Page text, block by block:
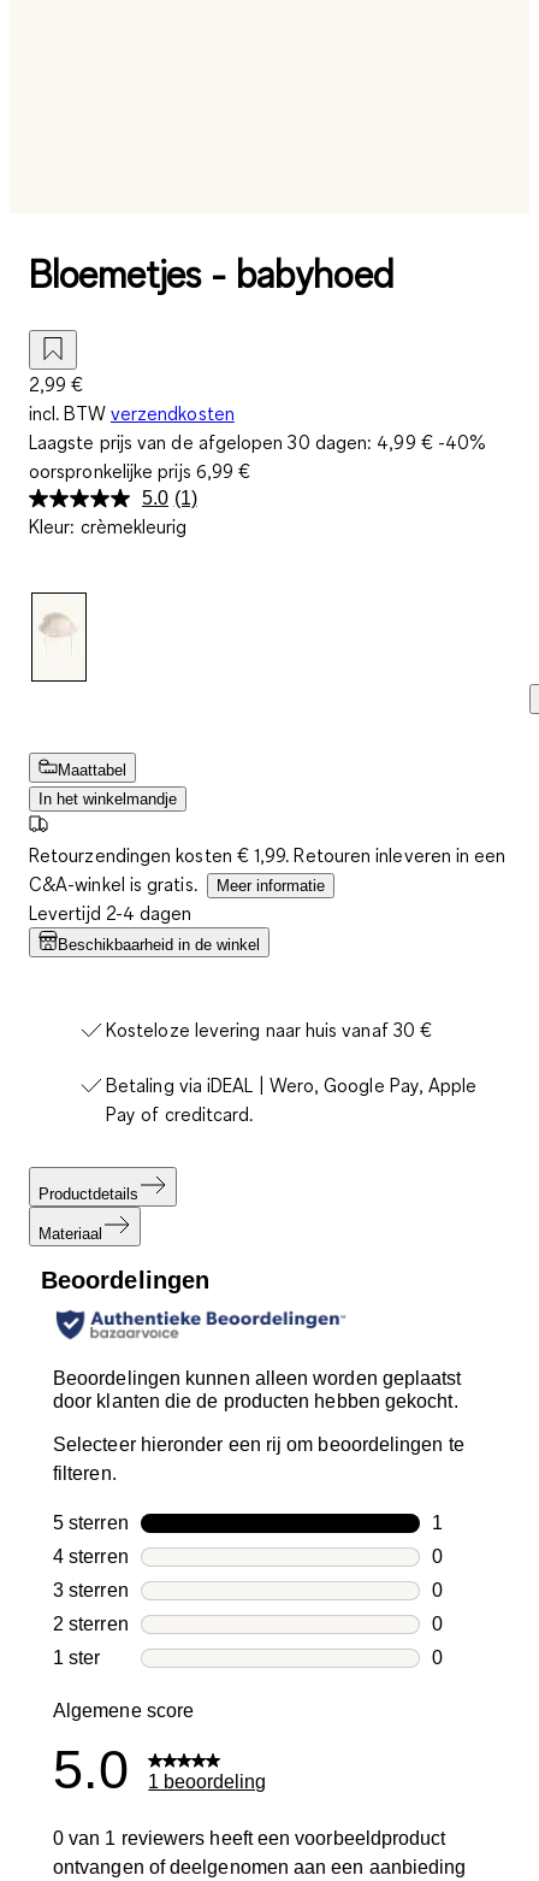
Bloemetjes - babyhoed
2,99 €
incl. BTW verzendkosten
Laagste prijs van de afgelopen 30 dagen: 4,99 €-40%
oorspronkelijke prijs 6,99 €
5.0 Lees
1
(1)
Kleur: crèmekleurig
Maattabel
In het winkelmandje
Retourzendingen kosten € 1,99. Retouren inleveren in een
C&A-winkel is gratis.
Meer informatie
Levertijd 2-4 dagen
Beschikbaarheid in de winkel
Kosteloze levering naar huis vanaf 30 €
Betaling via iDEAL | Wero, Google Pay, Apple
Pay of creditcard.
Productdetails
Materiaal
Beoordelingen
Beoordelingen kunnen alleen worden geplaatst
door klanten die de producten hebben gekocht.
Selecteer hieronder een rij om beoordelingen te
filteren.
5 sterren sterren
1
1
4 sterren sterren
0
0
3 sterren sterren
0
0
2 sterren sterren
0
0
1 ster sterren
0
Algemene score
5.0 1 beoordeling
0 van 1 reviewers heeft een voorbeeldproduct
ontvangen of deelgenomen aan een aanbieding